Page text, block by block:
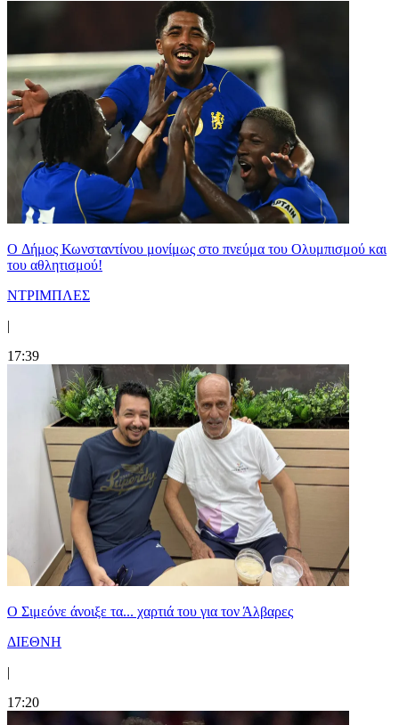
O Δήμος Κωνσταντίνου μονίμως στο πνεύμα του Ολυμπισμού και
του αθλητισμού!
ΝΤΡΙΜΠΛΕΣ
|
17:39
Ο Σιμεόνε άνοιξε τα... χαρτιά του για τον Άλβαρες
ΔΙΕΘΝΗ
|
17:20